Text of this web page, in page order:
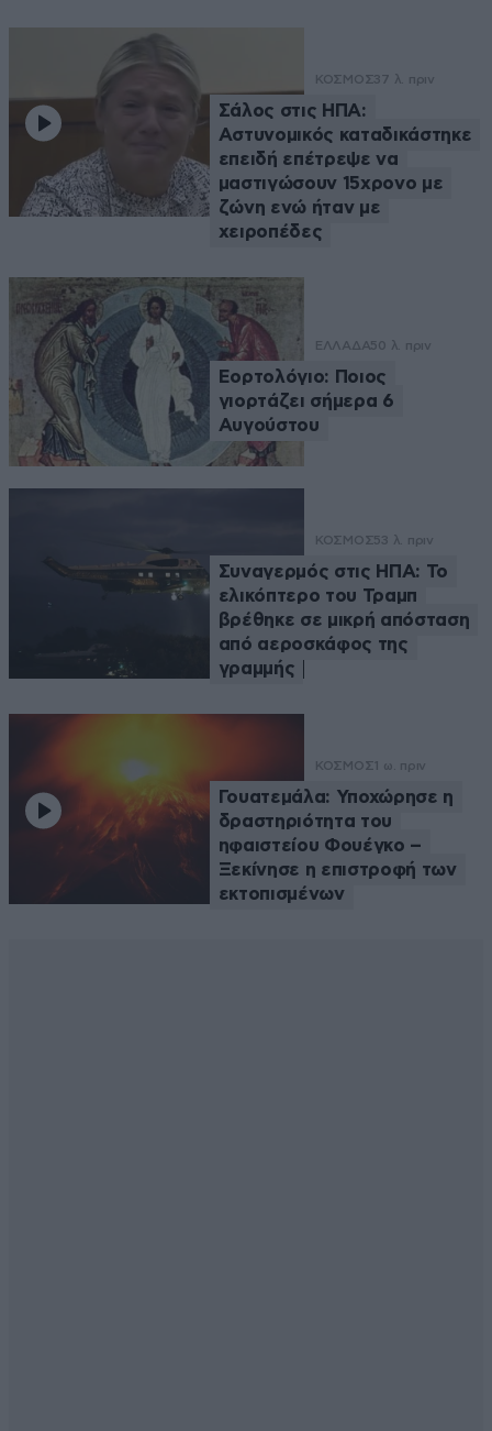
ΚΟΣΜΟΣ37 λ. πριν
Σάλος στις ΗΠΑ:
Αστυνομικός καταδικάστηκε
επειδή επέτρεψε να
μαστιγώσουν 15χρονο με
ζώνη ενώ ήταν με
χειροπέδες
ΕΛΛΑΔΑ50 λ. πριν
Εορτολόγιο: Ποιος
γιορτάζει σήμερα 6
Αυγούστου
ΚΟΣΜΟΣ53 λ. πριν
Συναγερμός στις ΗΠΑ: Το
ελικόπτερο του Τραμπ
βρέθηκε σε μικρή απόσταση
από αεροσκάφος της
γραμμής
ΚΟΣΜΟΣ 1 ω. πριν
Γουατεμάλα: Υποχώρησε η
δραστηριότητα του
ηφαιστείου Φουέγκο –
Ξεκίνησε η επιστροφή των
εκτοπισμένων